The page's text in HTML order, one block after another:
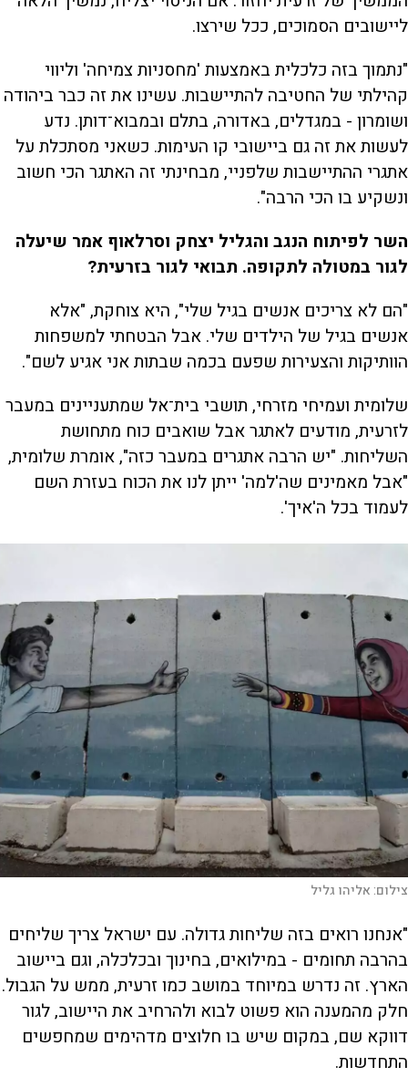
ליישובים הסמוכים, ככל שירצו.
"נתמוך בזה כלכלית באמצעות 'מחסניות צמיחה' וליווי
קהילתי של החטיבה להתיישבות. עשינו את זה כבר ביהודה
ושומרון - במגדלים, באדורה, בתלם ובמבוא־דותן. נדע
לעשות את זה גם ביישובי קו העימות. כשאני מסתכלת על
אתגרי ההתיישבות שלפניי, מבחינתי זה האתגר הכי חשוב
ונשקיע בו הכי הרבה".
השר לפיתוח הנגב והגליל יצחק וסרלאוף אמר שיעלה
לגור במטולה לתקופה. תבואי לגור בזרעית?
"הם לא צריכים אנשים בגיל שלי", היא צוחקת, "אלא
אנשים בגיל של הילדים שלי. אבל הבטחתי למשפחות
הוותיקות והצעירות שפעם בכמה שבתות אני אגיע לשם".
שלומית ועמיחי מזרחי, תושבי בית־אל שמתעניינים במעבר
לזרעית, מודעים לאתגר אבל שואבים כוח מתחושת
השליחות. "יש הרבה אתגרים במעבר כזה", אומרת שלומית,
"אבל מאמינים שה'למה' ייתן לנו את הכוח בעזרת השם
לעמוד בכל ה'איך'.
צילום:אליהו גליל
"אנחנו רואים בזה שליחות גדולה. עם ישראל צריך שליחים
בהרבה תחומים - במילואים, בחינוך ובכלכלה, וגם ביישוב
הארץ. זה נדרש במיוחד במושב כמו זרעית, ממש על הגבול.
חלק מהמענה הוא פשוט לבוא ולהרחיב את היישוב, לגור
דווקא שם, במקום שיש בו חלוצים מדהימים שמחפשים
התחדשות.